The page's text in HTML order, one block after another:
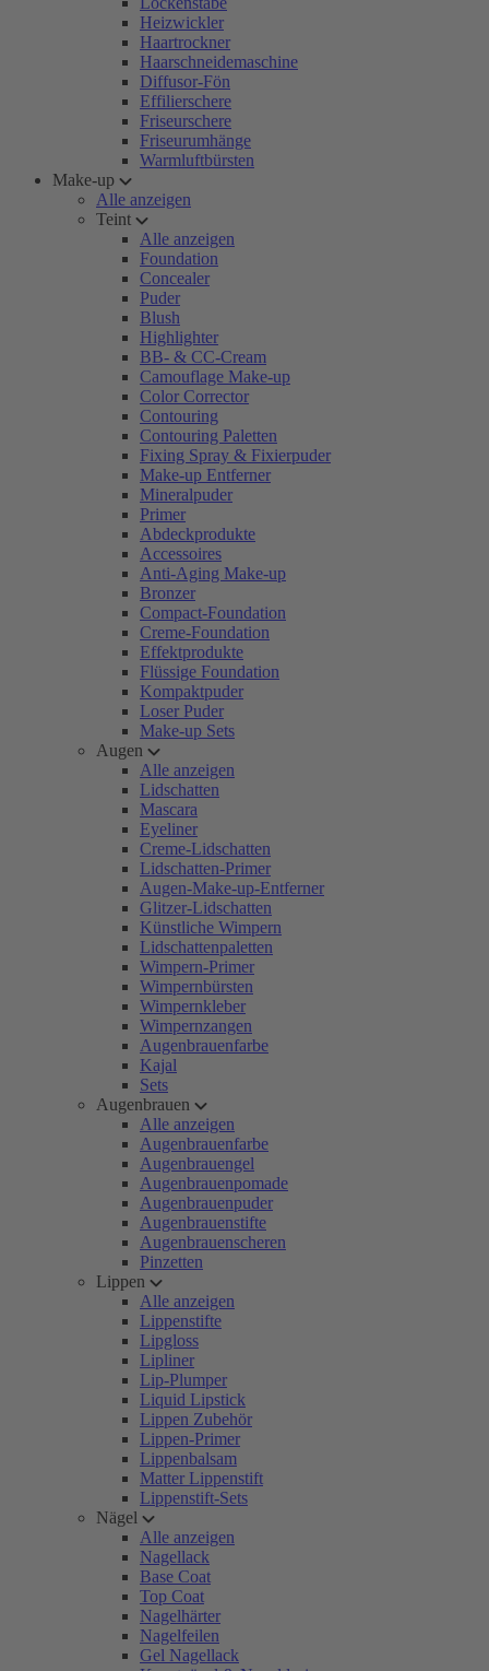
Heizwickler
Haartrockner
Haarschneidemaschine
Diffusor-Fön
Effilierschere
Friseurschere
Friseurumhänge
Warmluftbürsten
Make-up
Alle anzeigen
Teint
Alle anzeigen
Foundation
Concealer
Puder
Blush
Highlighter
BB- & CC-Cream
Camouflage Make-up
Color Corrector
Contouring
Contouring Paletten
Fixing Spray & Fixierpuder
Make-up Entferner
Mineralpuder
Primer
Abdeckprodukte
Accessoires
Anti-Aging Make-up
Bronzer
Compact-Foundation
Creme-Foundation
Effektprodukte
Flüssige Foundation
Kompaktpuder
Loser Puder
Make-up Sets
Augen
Alle anzeigen
Lidschatten
Mascara
Eyeliner
Creme-Lidschatten
Lidschatten-Primer
Augen-Make-up-Entferner
Glitzer-Lidschatten
Künstliche Wimpern
Lidschattenpaletten
Wimpern-Primer
Wimpernbürsten
Wimpernkleber
Wimpernzangen
Augenbrauenfarbe
Kajal
Sets
Augenbrauen
Alle anzeigen
Augenbrauenfarbe
Augenbrauengel
Augenbrauenpomade
Augenbrauenpuder
Augenbrauenstifte
Augenbrauenscheren
Pinzetten
Lippen
Alle anzeigen
Lippenstifte
Lipgloss
Lipliner
Lip-Plumper
Liquid Lipstick
Lippen Zubehör
Lippen-Primer
Lippenbalsam
Matter Lippenstift
Lippenstift-Sets
Nägel
Alle anzeigen
Nagellack
Base Coat
Top Coat
Nagelhärter
Nagelfeilen
Gel Nagellack